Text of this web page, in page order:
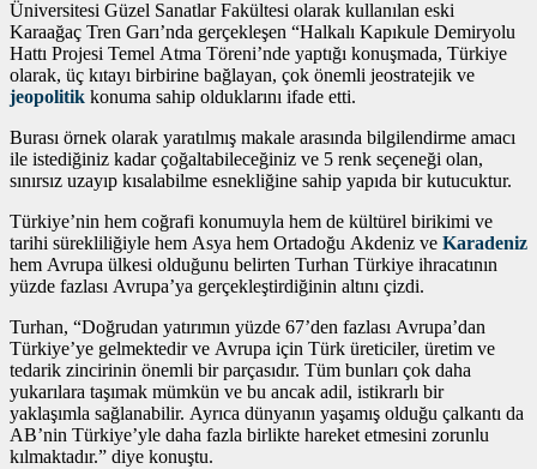
Üniversitesi Güzel Sanatlar Fakültesi olarak kullanılan eski
Karaağaç Tren Garı’nda gerçekleşen “Halkalı Kapıkule Demiryolu
Hattı Projesi Temel Atma Töreni’nde yaptığı konuşmada, Türkiye
olarak, üç kıtayı birbirine bağlayan, çok önemli jeostratejik ve
jeopolitik konuma sahip olduklarını ifade etti.
Burası örnek olarak yaratılmış makale arasında bilgilendirme amacı
ile istediğiniz kadar çoğaltabileceğiniz ve 5 renk seçeneği olan,
sınırsız uzayıp kısalabilme esnekliğine sahip yapıda bir kutucuktur.
Türkiye’nin hem coğrafi konumuyla hem de kültürel birikimi ve
tarihi sürekliliğiyle hem Asya hem Ortadoğu Akdeniz ve Karadeniz
hem Avrupa ülkesi olduğunu belirten Turhan Türkiye ihracatının
yüzde fazlası Avrupa’ya gerçekleştirdiğinin altını çizdi.
Turhan, “Doğrudan yatırımın yüzde 67’den fazlası Avrupa’dan
Türkiye’ye gelmektedir ve Avrupa için Türk üreticiler, üretim ve
tedarik zincirinin önemli bir parçasıdır. Tüm bunları çok daha
yukarılara taşımak mümkün ve bu ancak adil, istikrarlı bir
yaklaşımla sağlanabilir. Ayrıca dünyanın yaşamış olduğu çalkantı da
AB’nin Türkiye’yle daha fazla birlikte hareket etmesini zorunlu
kılmaktadır.” diye konuştu.